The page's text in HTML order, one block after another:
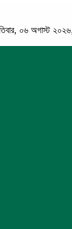
০৬ অগাস্ট ২০২৬,